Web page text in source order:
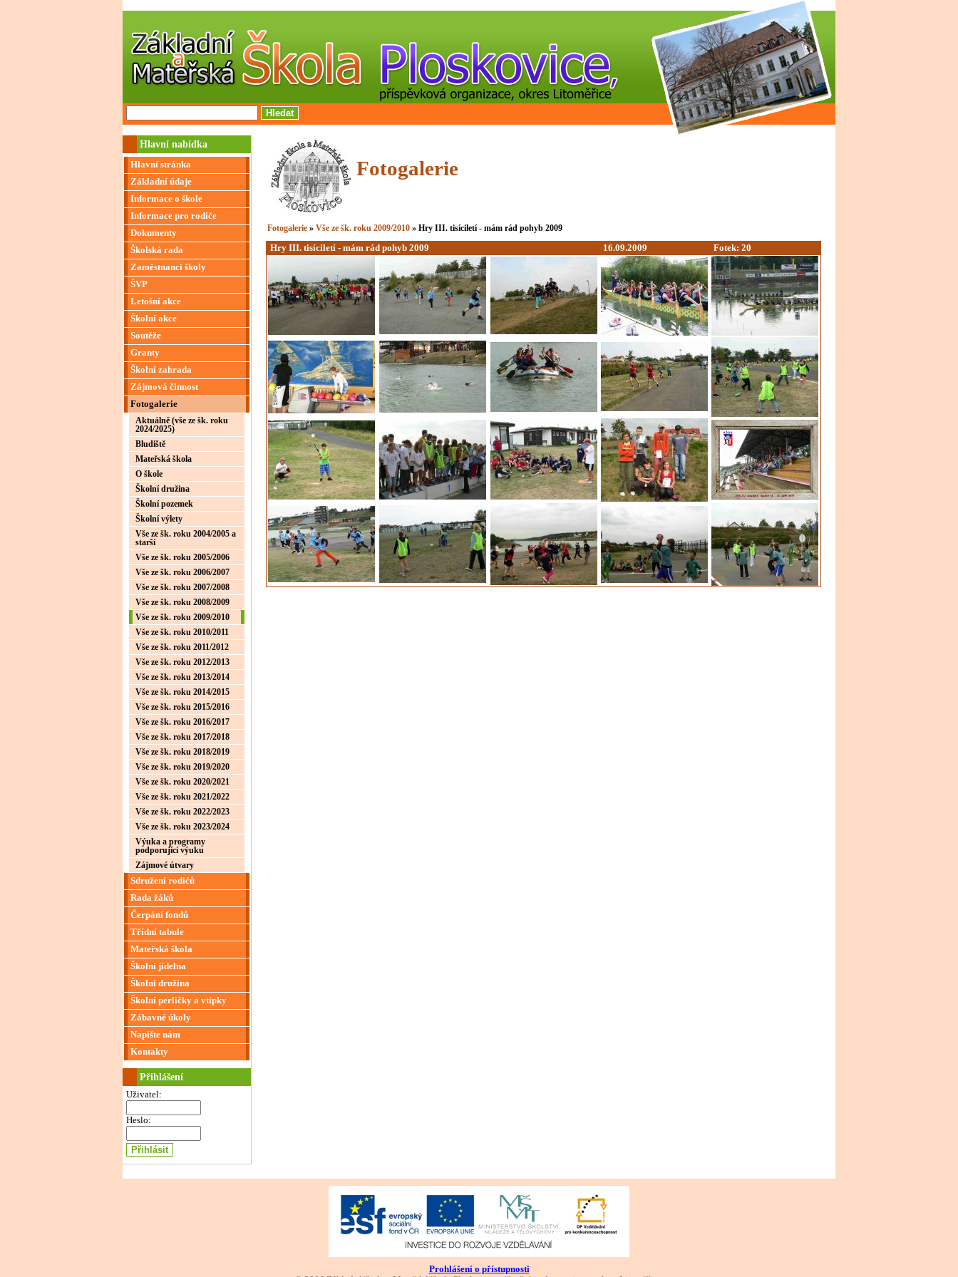
Hlavní nabídka
Hlavní stránka
Základní údaje
Informace o škole
Informace pro rodiče
Dokumenty
Školská rada
Zaměstnanci školy
ŠVP
Letošní akce
Školní akce
Soutěže
Granty
Školní zahrada
Zájmová činnost
Fotogalerie
Aktuálně (vše ze šk. roku
2024/2025)
Bludiště
Mateřská škola
O škole
Školní družina
Školní pozemek
Školní výlety
Vše ze šk. roku 2004/2005 a
starší
Vše ze šk. roku 2005/2006
Vše ze šk. roku 2006/2007
Vše ze šk. roku 2007/2008
Vše ze šk. roku 2008/2009
Vše ze šk. roku 2009/2010
Vše ze šk. roku 2010/2011
Vše ze šk. roku 2011/2012
Vše ze šk. roku 2012/2013
Vše ze šk. roku 2013/2014
Vše ze šk. roku 2014/2015
Vše ze šk. roku 2015/2016
Vše ze šk. roku 2016/2017
Vše ze šk. roku 2017/2018
Vše ze šk. roku 2018/2019
Vše ze šk. roku 2019/2020
Vše ze šk. roku 2020/2021
Vše ze šk. roku 2021/2022
Vše ze šk. roku 2022/2023
Vše ze šk. roku 2023/2024
Výuka a programy
podporující výuku
Zájmové útvary
Sdružení rodičů
Rada žáků
Čerpání fondů
Třídní tabule
Mateřská škola
Školní jídelna
Školní družina
Školní perličky a vtípky
Zábavné úkoly
Napište nám
Kontakty
Přihlášení
Uživatel:
Heslo:
Fotogalerie
Fotogalerie» Vše ze šk. roku 2009/2010» Hry III. tisíciletí - mám rád pohyb 2009
Hry III. tisíciletí - mám rád pohyb 2009
16.09.2009 Fotek: 20
Prohlášení o přístupnosti